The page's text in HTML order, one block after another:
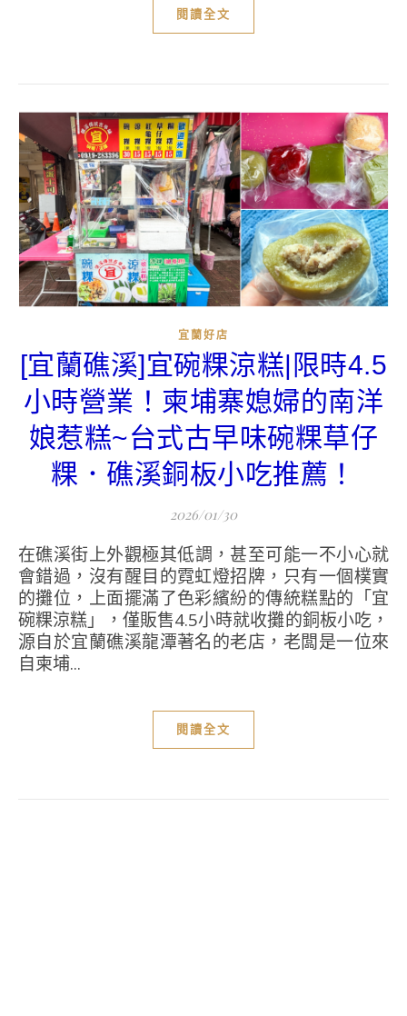
閱讀全文
宜蘭好店
[宜蘭礁溪]宜碗粿涼糕|限時4.5
小時營業！柬埔寨媳婦的南洋
娘惹糕~台式古早味碗粿草仔
粿．礁溪銅板小吃推薦！
2026/01/30
在礁溪街上外觀極其低調，甚至可能一不小心就
會錯過，沒有醒目的霓虹燈招牌，只有一個樸實
的攤位，上面擺滿了色彩繽紛的傳統糕點的「宜
碗粿涼糕」，僅販售4.5小時就收攤的銅板小吃，
源自於宜蘭礁溪龍潭著名的老店，老闆是一位來
自柬埔...
閱讀全文